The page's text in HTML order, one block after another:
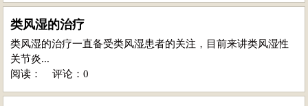
类风湿的治疗
类风湿的治疗一直备受类风湿患者的关注，目前来讲类风湿性
关节炎...
阅读：
评论：0